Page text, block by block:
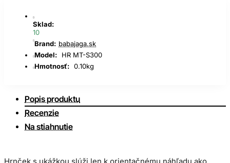
Sklad:
10
Brand: babajaga.sk
Model:
HR MT-S300
Hmotnosť: 0.10kg
Popis produktu
Recenzie
Na stiahnutie